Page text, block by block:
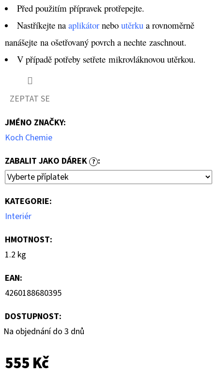
Před použitím přípravek protřepejte.
Nastříkejte na aplikátor nebo utěrku a rovnoměrně
nanášejte na ošetřovaný povrch a nechte zaschnout.
V případě potřeby setřete mikrovláknovou utěrkou.
ZEPTAT SE
JMÉNO ZNAČKY:
Koch Chemie
ZABALIT JAKO DÁREK ? :
KATEGORIE:
Interiér
HMOTNOST:
1.2 kg
EAN:
4260188680395
DOSTUPNOST:
Na objednání do 3 dnů
555 Kč
Kč